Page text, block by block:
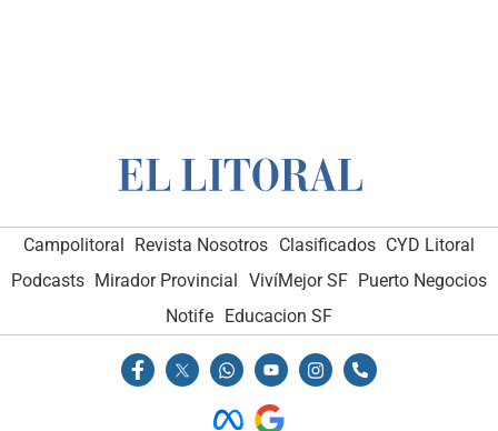
Campolitoral Revista Nosotros Clasificados CYD Litoral
Podcasts Mirador Provincial VivíMejor SF Puerto Negocios
Notife Educacion SF